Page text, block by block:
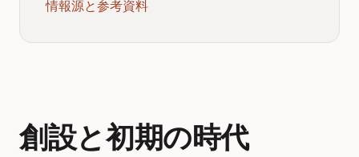
情報源と参考資料
創設と初期の時代